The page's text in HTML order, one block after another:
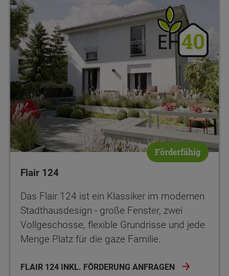
Förderfähig
Flair 124
Das Flair 124 ist ein Klassiker im modernen
Stadthausdesign - große Fenster, zwei
Vollgeschosse, flexible Grundrisse und jede
Menge Platz für die gaze Familie.
FLAIR 124 INKL. FÖRDERUNG ANFRAGEN